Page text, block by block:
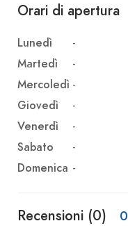
Orari di apertura
Lunedì
-
Martedì
-
Mercoledì -
Giovedì
-
Venerdì
-
Sabato
-
Domenica -
Recensioni (0) 0